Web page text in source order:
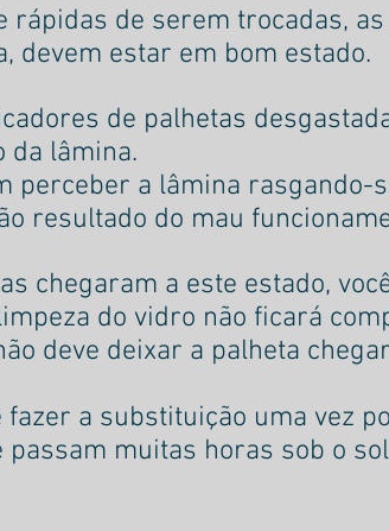
rápidas de serem trocadas,
devem estar em bom estado.
de palhetas
da lâmina.
perceber a lâmina rasgando-
resultado do mau
chegaram a este estado,
do vidro não ficará
deve deixar a palheta
fazer a substituição uma vez
passam muitas horas sob o